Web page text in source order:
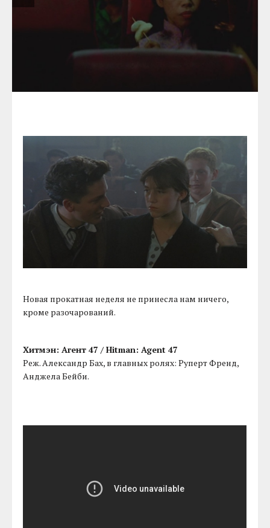
Новая прокатная неделя не принесла нам ничего,
кроме разочарований.
Хитмэн: Агент 47 / Hitman: Agent 47
Реж. Александр Бах, в главных ролях: Руперт Френд,
Анджела Бейби.